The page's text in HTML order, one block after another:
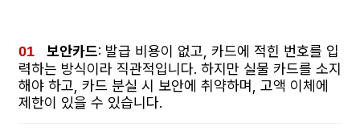
보안카드: 발급 비용이 없고, 카드에 적힌 번호를 입
력하는 방식이라 직관적입니다. 하지만 실물 카드를 소지
해야 하고, 카드 분실 시 보안에 취약하며, 고액 이체에
제한이 있을 수 있습니다.